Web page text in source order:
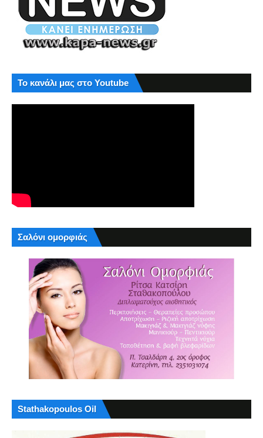
Το κανάλι μας στο Youtube
Σαλόνι ομορφιάς
Stathakopoulos Oil